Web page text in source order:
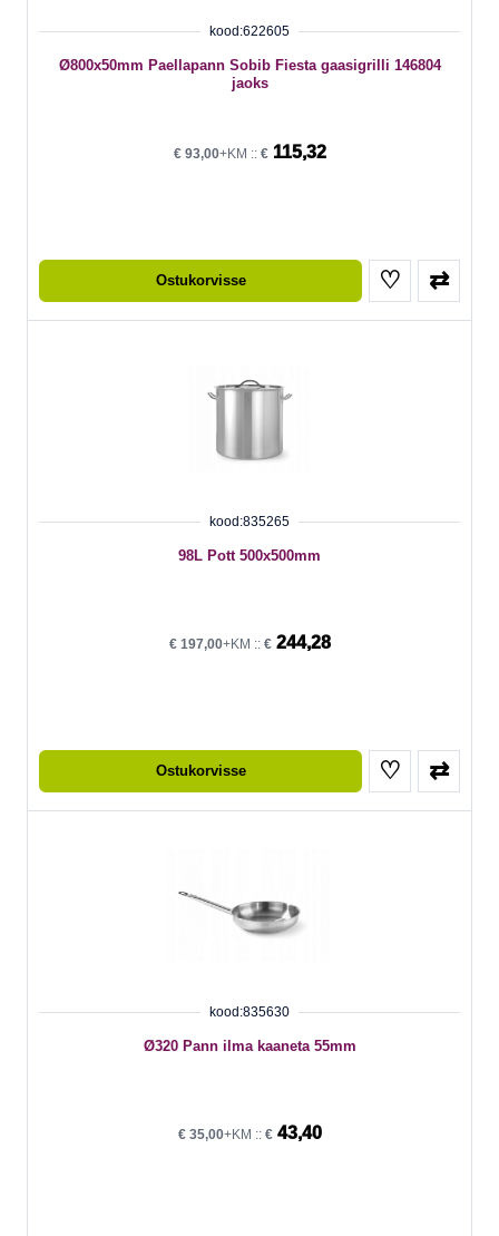
kood:622605
Ø800x50mm Paellapann Sobib Fiesta gaasigrilli 146804
jaoks
€93,00+KM :: €115,32
Ostukorvisse ♡ ⇄
kood:835265
98L Pott 500x500mm
€197,00+KM :: €244,28
Ostukorvisse ♡ ⇄
kood:835630
Ø320 Pann ilma kaaneta 55mm
€35,00+KM :: €43,40